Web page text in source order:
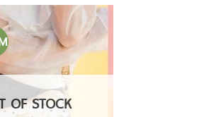
OF STOCK